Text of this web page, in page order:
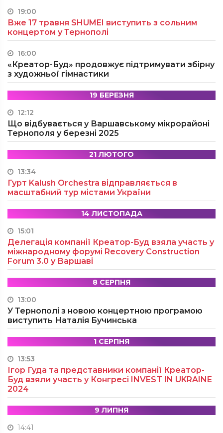
19:00
Вже 17 травня SHUMEI виступить з сольним
концертом у Тернополі
16:00
«Креатор-Буд» продовжує підтримувати збірну
з художньої гімнастики
19 БЕРЕЗНЯ
12:12
Що відбувається у Варшавському мікрорайоні
Тернополя у березні 2025
21 ЛЮТОГО
13:34
Гурт Kalush Orchestra відправляється в
масштабний тур містами України
14 ЛИСТОПАДА
15:01
Делегація компанії Креатор-Буд взяла участь у
міжнародному форумі Recovery Construction
Forum 3.0 у Варшаві
8 СЕРПНЯ
13:00
У Тернополі з новою концертною програмою
виступить Наталія Бучинська
1 СЕРПНЯ
13:53
Ігор Гуда та представники компанії Креатор-
Буд взяли участь у Конгресі INVEST IN UKRAINE
2024
9 ЛИПНЯ
14:41